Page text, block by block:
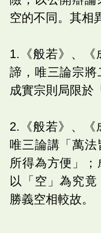
空的不同。其相
1.《般若》、《
諦，唯三論宗將
成實宗則局限於
2.《般若》、《
唯三論講「萬
所得為方便」；
以「空」為究
勝義空相較故。